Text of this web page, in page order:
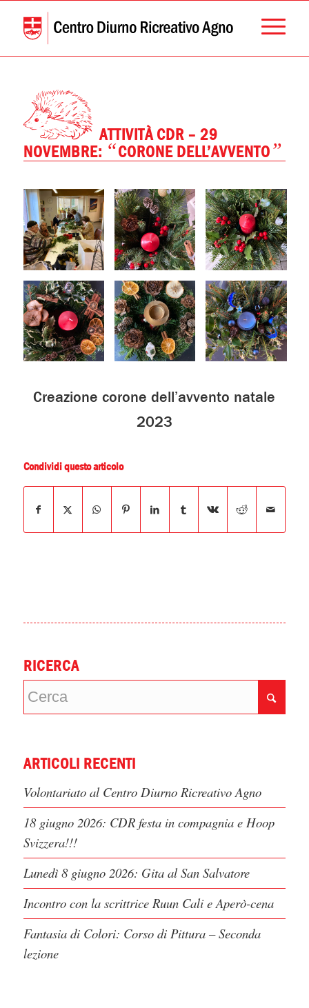
ATTIVITÀ CDR – 29
NOVEMBRE: “CORONE DELL’AVVENTO”
Creazione corone dell’avvento natale
2023
Condividi questo articolo
RICERCA
ARTICOLI RECENTI
Volontariato al Centro Diurno Ricreativo Agno
18 giugno 2026: CDR festa in compagnia e Hoop
Svizzera!!!
Lunedì 8 giugno 2026: Gita al San Salvatore
Incontro con la scrittrice Ruun Cali e Aperò-cena
Fantasia di Colori: Corso di Pittura – Seconda
lezione